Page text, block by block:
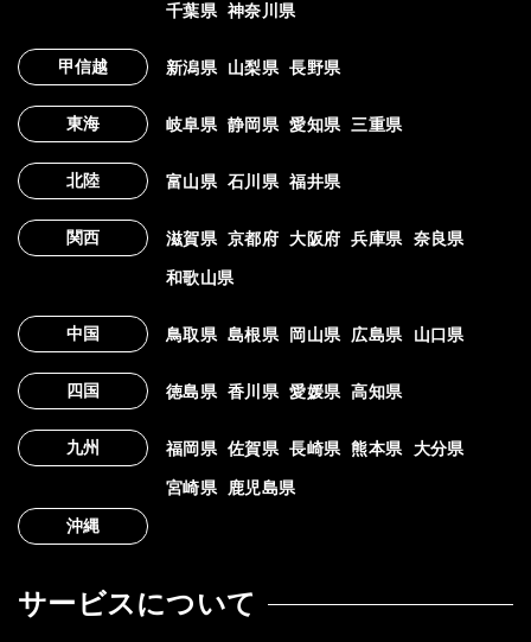
千葉県 神奈川県
甲信越 新潟県 山梨県 長野県
東海 岐阜県 静岡県 愛知県 三重県
北陸 富山県 石川県 福井県
関西 滋賀県 京都府 大阪府 兵庫県 奈良県
和歌山県
中国 鳥取県 島根県 岡山県 広島県 山口県
四国 徳島県 香川県 愛媛県 高知県
九州 福岡県 佐賀県 長崎県 熊本県 大分県
宮崎県
鹿児島県
沖縄
サービスについて